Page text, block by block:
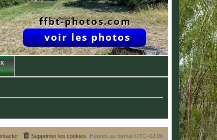
Heures au format UTC+02:00
Supprimer les cookies